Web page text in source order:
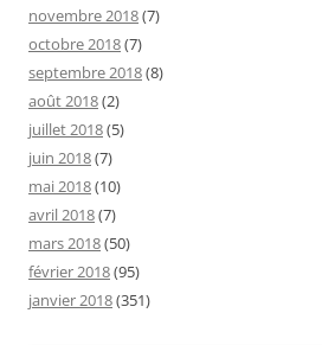
novembre 2018(7)
octobre 2018(7)
septembre 2018(8)
août 2018(2)
juillet 2018(5)
juin 2018(7)
mai 2018(10)
avril 2018(7)
mars 2018(50)
février 2018(95)
janvier 2018(351)